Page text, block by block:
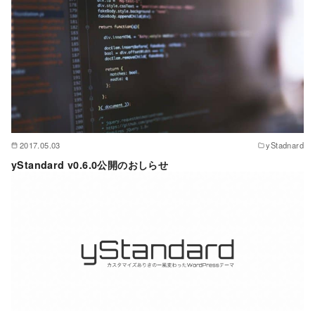
2017.05.03 yStadnard
yStandard v0.6.0公開のおしらせ